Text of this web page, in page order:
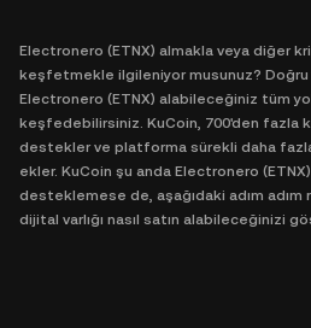
Electronero (ETNX) almakla veya diğer
keşfetmekle ilgileniyor musunuz? Doğru
Electronero (ETNX) alabileceğiniz tüm
keşfedebilirsiniz. KuCoin, 700'den fazla
destekler ve platforma sürekli daha
ekler. KuCoin şu anda Electronero
desteklemese de, aşağıdaki adım adım
dijital varlığı nasıl satın alabileceğinizi